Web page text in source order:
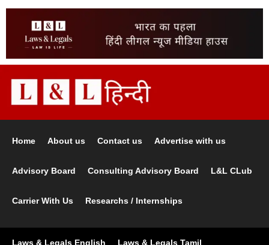
Home About us Contact us Advertise with us
Advisory Board Consulting Advisory Board L&L CLub
Carrier With Us Researchs / Internships
Laws & Legals English Laws & Legals Tamil